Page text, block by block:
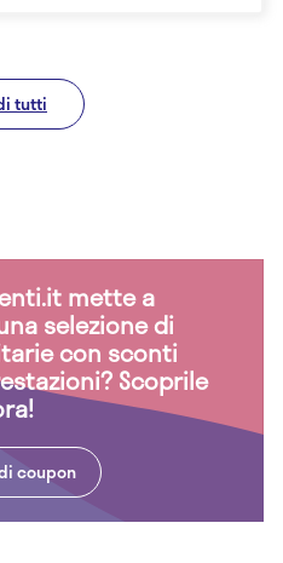
tutti
mette a
selezione di
con sconti
Scoprile
coupon